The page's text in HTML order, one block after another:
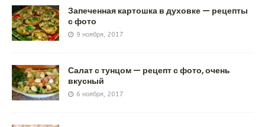
Запеченная картошка в духовке — рецепты
с фото
9 ноября, 2017
Салат с тунцом — рецепт с фото, очень
вкусный
6 ноября, 2017